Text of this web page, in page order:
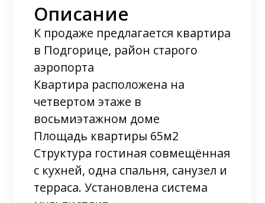
Описание
К продаже предлагается квартира
в Подгорице, район старого
аэропорта
Квартира расположена на
четвертом этаже в
восьмиэтажном доме
Площадь квартиры 65м2
Структура гостиная совмещённая
с кухней, одна спальня, санузел и
терраса. Установлена система